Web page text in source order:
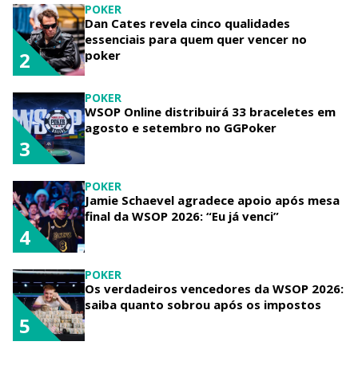
POKER
Dan Cates revela cinco qualidades
essenciais para quem quer vencer no
poker
2
POKER
WSOP Online distribuirá 33 braceletes em
agosto e setembro no GGPoker
3
POKER
Jamie Schaevel agradece apoio após mesa
final da WSOP 2026: “Eu já venci”
4
POKER
Os verdadeiros vencedores da WSOP 2026:
saiba quanto sobrou após os impostos
5